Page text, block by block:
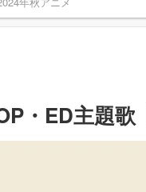
・ED主題歌